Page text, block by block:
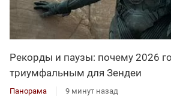
Рекорды и паузы: почему 2026
триумфальным для Зендеи
Панорама 9 минут назад